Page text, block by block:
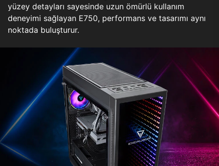
yüzey detayları sayesinde uzun ömürlü kullanım
deneyimi sağlayan E750, performans ve tasarımı aynı
noktada buluşturur.